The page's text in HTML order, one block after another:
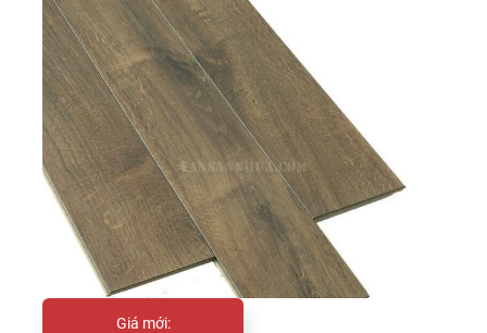
Giá mới: